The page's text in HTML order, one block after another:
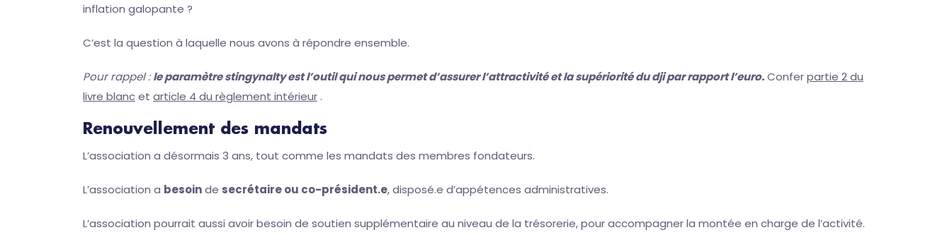
inflation galopante ?
C’est la question à laquelle nous avons à répondre ensemble.
Pour rappel : le paramètre stingynalty est l’outil qui nous permet d’assurer l’attractivité et la supériorité du dji par rapport l’euro.Conferpartie 2 du
livre blancet article 4 du règlement intérieur .
Renouvellement des mandats
L’association a désormais 3 ans, tout comme les mandats des membres fondateurs.
L’association a besoinde secrétaire ou co-président.e, disposé.e d’appétences administratives.
L’association pourrait aussi avoir besoin de soutien supplémentaire au niveau de la trésorerie, pour accompagner la montée en charge de l’activité.